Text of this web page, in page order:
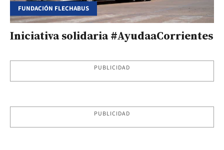
FUNDACIÓN FLECHABUS
Iniciativa solidaria #AyudaaCorrientes
PUBLICIDAD
PUBLICIDAD